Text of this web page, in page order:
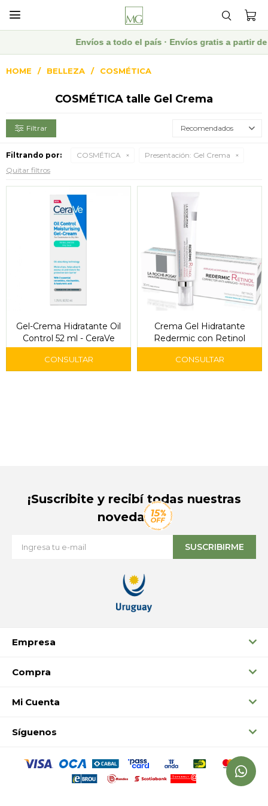

Envíos a todo el país · Envíos gratis a partir
HOME BELLEZA COSMÉTICA
COSMÉTICA talle Gel Crema
Recomendados
Filtrando por: COSMÉTICA Presentación: Gel Crema
Quitar filtros
Gel-Crema Hidratante Oil
Control 52 ml - CeraVe
Crema Gel Hidratante
Redermic con Retinol
Empresa
Compra
Mi Cuenta
Síguenos
¡Suscribite y recibí todas nuestras
novedades!
SUSCRIBIRME